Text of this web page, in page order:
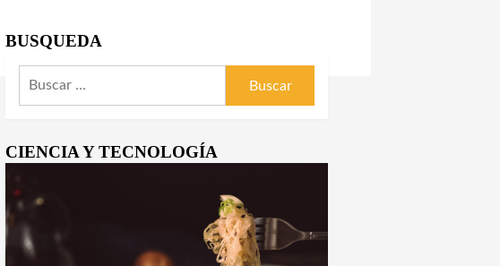
BUSQUEDA
Buscar:
CIENCIA Y TECNOLOGÍA